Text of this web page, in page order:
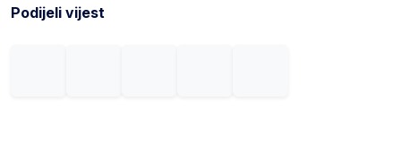
Podijeli vijest